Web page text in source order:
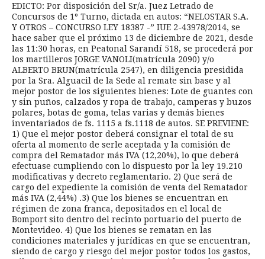
EDICTO: Por disposición del Sr/a. Juez Letrado de
Concursos de 1º Turno, dictada en autos: “NELOSTAR S.A.
Y OTROS – CONCURSO LEY 18387 -” IUE 2-43978/2014, se
hace saber que el próximo 13 de diciembre de 2021, desde
las 11:30 horas, en Peatonal Sarandí 518, se procederá por
los martilleros JORGE VANOLI(matrícula 2090) y/o
ALBERTO BRUN(matrícula 2547), en diligencia presidida
por la Sra. Alguacil de la Sede al remate sin base y al
mejor postor de los siguientes bienes: Lote de guantes con
y sin puños, calzados y ropa de trabajo, camperas y buzos
polares, botas de goma, telas varias y demás bienes
inventariados de fs. 1115 a fs.1118 de autos. SE PREVIENE:
1) Que el mejor postor deberá consignar el total de su
oferta al momento de serle aceptada y la comisión de
compra del Rematador más IVA (12,20%), lo que deberá
efectuase cumpliendo con lo dispuesto por la ley 19.210
modificativas y decreto reglamentario. 2) Que será de
cargo del expediente la comisión de venta del Rematador
más IVA (2,44%) .3) Que los bienes se encuentran en
régimen de zona franca, depositados en el local de
Bomport sito dentro del recinto portuario del puerto de
Montevideo. 4) Que los bienes se rematan en las
condiciones materiales y jurídicas en que se encuentran,
siendo de cargo y riesgo del mejor postor todos los gastos,